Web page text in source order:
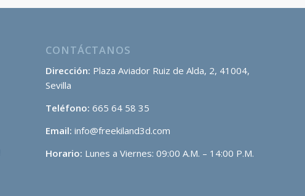
CONTÁCTANOS
Dirección: Plaza Aviador Ruiz de Alda, 2, 41004,
Sevilla
Teléfono: 665 64 58 35
Email: info@freekiland3d.com
Horario: Lunes a Viernes: 09:00 A.M. – 14:00 P.M.